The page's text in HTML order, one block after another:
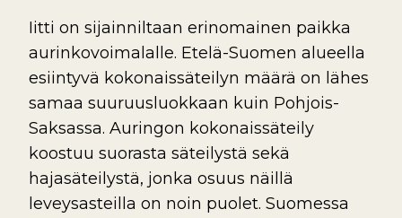
Iitti on sijainniltaan erinomainen paikka
aurinkovoimalalle. Etelä-Suomen alueella
esiintyvä kokonaissäteilyn määrä on lähes
samaa suuruusluokkaan kuin Pohjois-
Saksassa. Auringon kokonaissäteily
koostuu suorasta säteilystä sekä
hajasäteilystä, jonka osuus näillä
leveysasteilla on noin puolet. Suomessa